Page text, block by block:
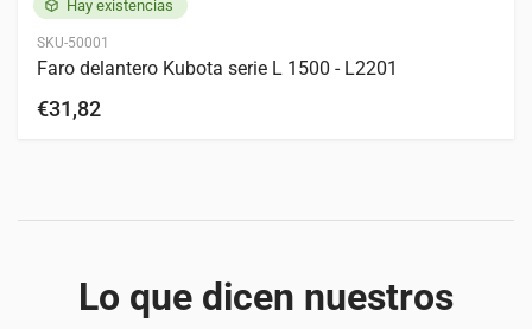
Hay existencias
SKU-50001
Faro delantero Kubota serie L 1500 - L2201
€31,82
Lo que dicen nuestros